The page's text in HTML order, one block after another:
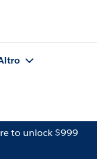
to unlock $999